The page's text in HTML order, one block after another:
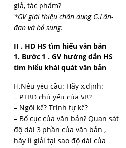
giả, tác phẩm?
*GV giới thiệu chân dung G.Lân-
đơn và bổ sung:
II . HD HS tìm hiểu văn bản
1. Bước 1 . GV hướng dẫn HS
tìm hiểu khái quát văn bản
H.Nêu yêu cầu: Hãy x.định:
– PTBĐ chủ yếu của VB?
– Ngôi kể? Trình tự kể?
– Bố cục của văn bản? Quan sát
độ dài 3 phần của văn bản ,
hãy lí giải tại sao độ dài của